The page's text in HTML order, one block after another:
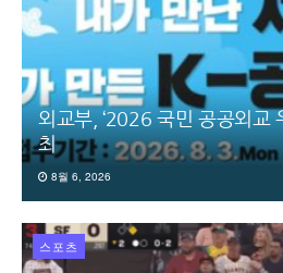
외교부, ‘2026 국민 공공외교
최
8월 6, 2026
스포츠